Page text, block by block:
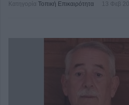
Κατηγορία Τοπική Επικαιρότητα 13 Φεβ